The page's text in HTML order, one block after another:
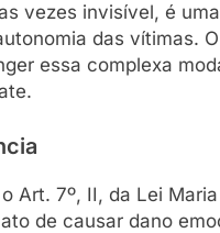
vezes invisível, é
das vítimas.
essa complexa
Art. 7º, II, da Lei
de causar dano